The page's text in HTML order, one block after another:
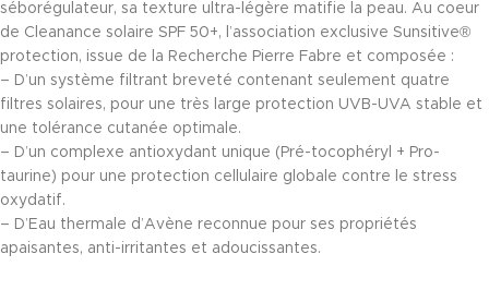
séborégulateur, sa texture ultra-légère matifie la peau. Au coeur
de Cleanance solaire SPF 50+, l’association exclusive Sunsitive®
protection, issue de la Recherche Pierre Fabre et composée :
– D’un système filtrant breveté contenant seulement quatre
filtres solaires, pour une très large protection UVB-UVA stable et
une tolérance cutanée optimale.
– D’un complexe antioxydant unique (Pré-tocophéryl + Pro-
taurine) pour une protection cellulaire globale contre le stress
oxydatif.
– D’Eau thermale d’Avène reconnue pour ses propriétés
apaisantes, anti-irritantes et adoucissantes.